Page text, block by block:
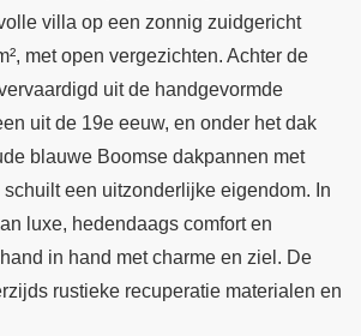
villa op een zonnig zuidgericht
met open vergezichten. Achter de
uit de handgevormde
uit de 19e eeuw, en onder het dak
blauwe Boomse dakpannen met
schuilt een uitzonderlijke eigendom. In
luxe, hedendaags comfort en
in hand met charme en ziel. De
rustieke recuperatie materialen en